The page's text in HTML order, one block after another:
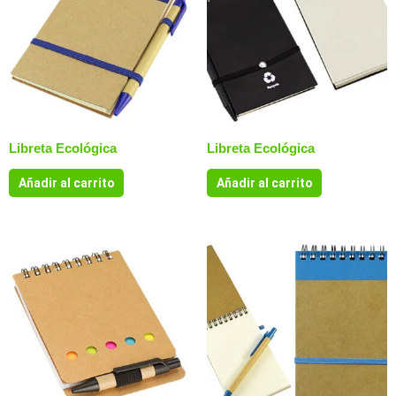
Libreta Ecológica
Añadir al carrito
Libreta Ecológica
Añadir al carrito